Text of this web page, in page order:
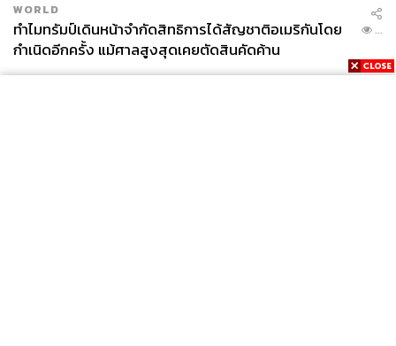
WORLD
ทำไมทรัมป์เดินหน้าจำกัดสิทธิการได้สัญชาติอเมริกันโดย
กำเนิดอีกครั้ง แม้ศาลสูงสุดเคยตัดสินคัดค้าน
...